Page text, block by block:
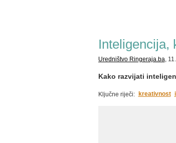
Inteligencija,
Uredništvo Ringeraja.ba,
Kako razvijati
Ključne riječi: kreativnost